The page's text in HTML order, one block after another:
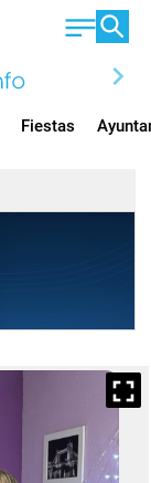
chevron_right
Fiestas